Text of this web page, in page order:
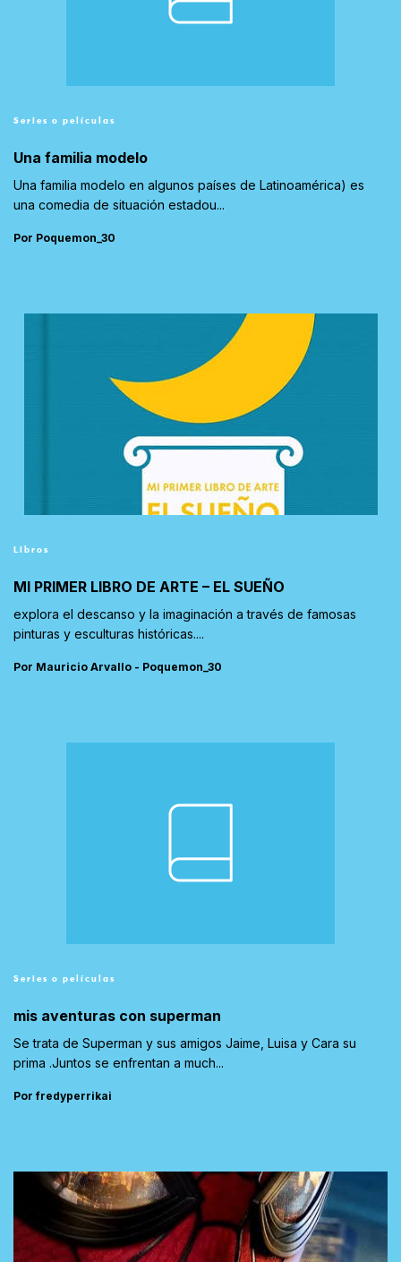
Series o películas
Una familia modelo
Una familia modelo en algunos países de Latinoamérica) es
una comedia de situación estadou...
Por Poquemon_30
Libros
MI PRIMER LIBRO DE ARTE – EL SUEÑO
explora el descanso y la imaginación a través de famosas
pinturas y esculturas históricas....
Por Mauricio Arvallo - Poquemon_30
Series o películas
mis aventuras con superman
Se trata de Superman y sus amigos Jaime, Luisa y Cara su
prima .Juntos se enfrentan a much...
Por fredyperrikai